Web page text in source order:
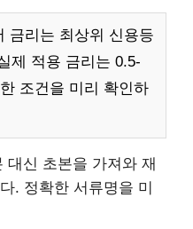
금리는 최상위 신용등
제 적용 금리는 0.5-
조건을 미리 확인하
대신 초본을 가져와 재
. 정확한 서류명을 미